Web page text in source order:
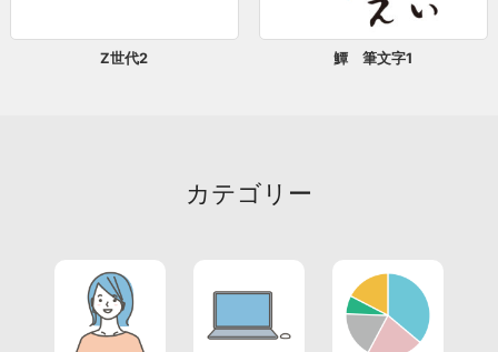
Z世代2 鱏 筆文字1
カテゴリー